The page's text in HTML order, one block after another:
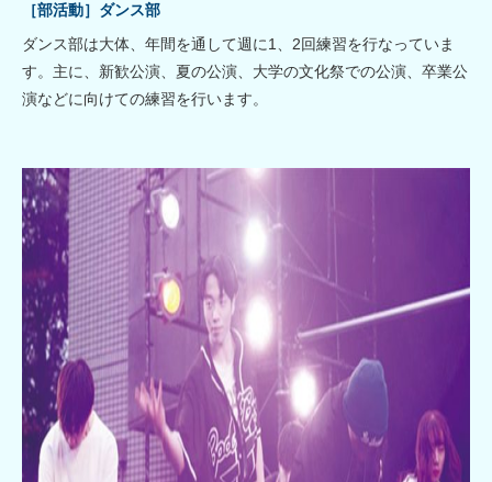
［部活動］ダンス部
ダンス部は大体、年間を通して週に1、2回練習を行なっていま
す。主に、新歓公演、夏の公演、大学の文化祭での公演、卒業公
演などに向けての練習を行います。